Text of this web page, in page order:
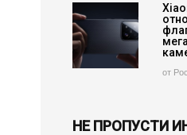
от
НЕ ПРОПУСТИ